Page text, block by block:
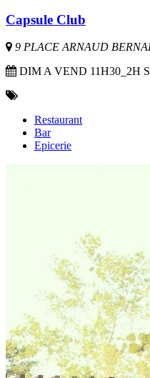
Capsule Club
9 PLACE ARNAUD
DIM A VEND 11H30_2H
Restaurant
Bar
Epicerie